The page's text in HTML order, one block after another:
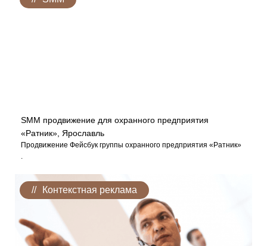
SMM продвижение для охранного предприятия
«Ратник», Ярославль
Продвижение Фейсбук группы охранного предприятия «Ратник»
Контекстная реклама